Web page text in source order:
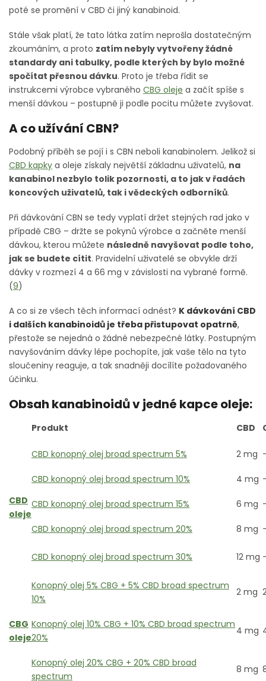
poté se promění v CBD či jiný kanabinoid.
Stále však platí, že tato látka zatím neprošla dostatečným
zkoumáním, a proto zatím nebyly vytvořeny žádné
standardy ani tabulky, podle kterých by bylo možné
spočítat přesnou dávku. Proto je třeba řídit se
instrukcemi výrobce vybraného CBG oleje a začít spíše s
menší dávkou – postupně ji podle pocitu můžete zvyšovat.
A co užívání CBN?
Podobný příběh se pojí i s CBN neboli kanabinolem. Jelikož si
CBD kapky a oleje získaly největší základnu uživatelů, na
kanabinol nezbylo tolik pozornosti, a to jak v řadách
koncových uživatelů, tak i vědeckých odborníků.
Při dávkování CBN se tedy vyplatí držet stejných rad jako v
případě CBG – držte se pokynů výrobce a začněte menší
dávkou, kterou můžete následně navyšovat podle toho,
jak se budete cítit. Pravidelní uživatelé se obvykle drží
dávky v rozmezí 4 a 66 mg v závislosti na vybrané formě.
(9)
A co si ze všech těch informací odnést? K dávkování CBD
i dalších kanabinoidů je třeba přistupovat opatrně,
přestože se nejedná o žádné nebezpečné látky. Postupným
navyšováním dávky lépe pochopíte, jak vaše tělo na tyto
sloučeniny reaguje, a tak snadněji docílíte požadovaného
účinku.
Obsah kanabinoidů v jedné kapce oleje:
Produkt CBD
CBD
oleje
CBD konopný olej broad spectrum 5% 2 mg
CBD konopný olej broad spectrum 10% 4 mg
CBD konopný olej broad spectrum 15% 6 mg
CBD konopný olej broad spectrum 20% 8 mg
CBD konopný olej broad spectrum 30% 12 mg
CBG
oleje
Konopný olej 5% CBG + 5% CBD broad spectrum
10%
2 mg
Konopný olej 10% CBG + 10% CBD broad spectrum
20%
4 mg
Konopný olej 20% CBG + 20% CBD broad
spectrum
8 mg